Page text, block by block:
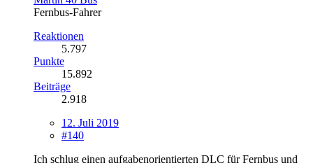
Fernbus-Fahrer
Reaktionen
5.797
Punkte
15.892
Beiträge
2.918
12. Juli 2019
#140
Ich schlug einen aufgabenorientierten DLC für Fernbus und